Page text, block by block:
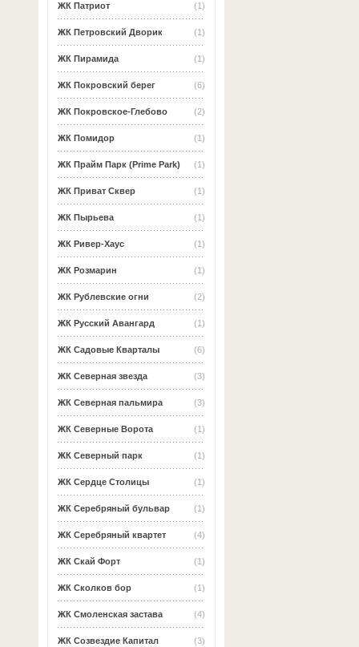
(1)
ЖК Патриот
(1)
ЖК Петровский Дворик
(1)
ЖК Пирамида
(6)
ЖК Покровский берег
(2)
ЖК Покровское-Глебово
(1)
ЖК Помидор
(1)
ЖК Прайм Парк (Prime Park)
(1)
ЖК Приват Сквер
(1)
ЖК Пырьева
(1)
ЖК Ривер-Хаус
(1)
ЖК Розмарин
(2)
ЖК Рублевские огни
(1)
ЖК Русский Авангард
(6)
ЖК Садовые Кварталы
(3)
ЖК Северная звезда
(3)
ЖК Северная пальмира
(1)
ЖК Северные Ворота
(1)
ЖК Северный парк
(1)
ЖК Сердце Столицы
(1)
ЖК Серебряный бульвар
(4)
ЖК Серебряный квартет
(1)
ЖК Скай Форт
(1)
ЖК Сколков бор
(4)
ЖК Смоленская застава
(3)
ЖК Созвездие Капитал